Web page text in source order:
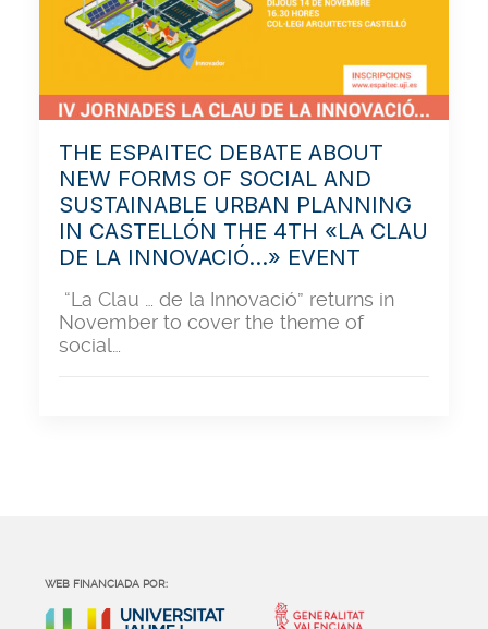
THE ESPAITEC DEBATE ABOUT
NEW FORMS OF SOCIAL AND
SUSTAINABLE URBAN PLANNING
IN CASTELLÓN THE 4TH «LA CLAU
DE LA INNOVACIÓ…» EVENT
“La Clau … de la Innovació” returns in
November to cover the theme of
social…
WEB FINANCIADA POR: